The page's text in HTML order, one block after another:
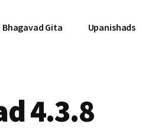
Bhagavad Gita Upanishads
4.3.8